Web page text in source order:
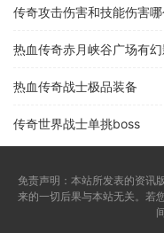
传奇攻击伤害和技能伤害
热血传奇赤月峡谷广场有
热血传奇战士极品装备
传奇世界战士单挑boss
免责声明：本站所发表的资讯
来的一切后果与本站无关。若